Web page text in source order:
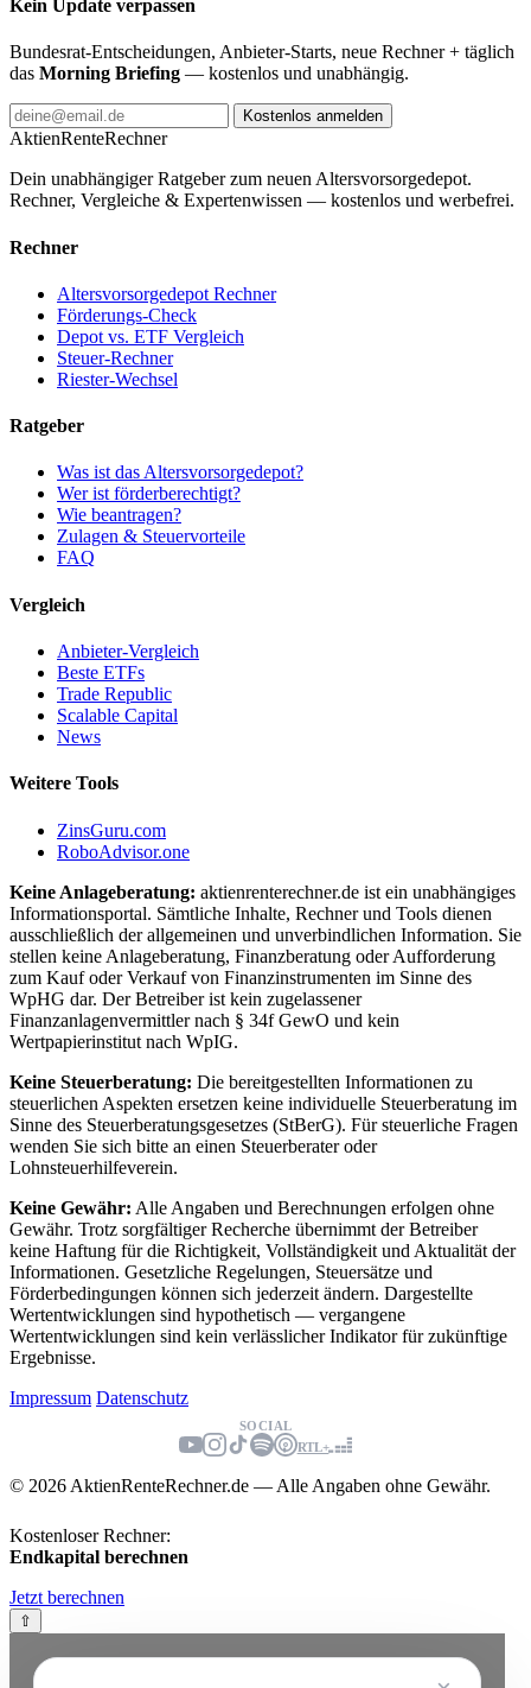
Kein Update verpassen
Bundesrat-Entscheidungen, Anbieter-Starts, neue Rechner + täglich
das Morning Briefing — kostenlos und unabhängig.
Kostenlos anmelden
AktienRenteRechner
Dein unabhängiger Ratgeber zum neuen Altersvorsorgedepot.
Rechner, Vergleiche & Expertenwissen — kostenlos und werbefrei.
Rechner
Altersvorsorgedepot Rechner
Förderungs-Check
Depot vs. ETF Vergleich
Steuer-Rechner
Riester-Wechsel
Ratgeber
Was ist das Altersvorsorgedepot?
Wer ist förderberechtigt?
Wie beantragen?
Zulagen & Steuervorteile
FAQ
Vergleich
Anbieter-Vergleich
Beste ETFs
Trade Republic
Scalable Capital
News
Weitere Tools
ZinsGuru.com
RoboAdvisor.one
Keine Anlageberatung: aktienrenterechner.de ist ein unabhängiges
Informationsportal. Sämtliche Inhalte, Rechner und Tools dienen
ausschließlich der allgemeinen und unverbindlichen Information. Sie
stellen keine Anlageberatung, Finanzberatung oder Aufforderung
zum Kauf oder Verkauf von Finanzinstrumenten im Sinne des
WpHG dar. Der Betreiber ist kein zugelassener
Finanzanlagenvermittler nach § 34f GewO und kein
Wertpapierinstitut nach WpIG.
Keine Steuerberatung: Die bereitgestellten Informationen zu
steuerlichen Aspekten ersetzen keine individuelle Steuerberatung im
Sinne des Steuerberatungsgesetzes (StBerG). Für steuerliche Fragen
wenden Sie sich bitte an einen Steuerberater oder
Lohnsteuerhilfeverein.
Keine Gewähr: Alle Angaben und Berechnungen erfolgen ohne
Gewähr. Trotz sorgfältiger Recherche übernimmt der Betreiber
keine Haftung für die Richtigkeit, Vollständigkeit und Aktualität der
Informationen. Gesetzliche Regelungen, Steuersätze und
Förderbedingungen können sich jederzeit ändern. Dargestellte
Wertentwicklungen sind hypothetisch — vergangene
Wertentwicklungen sind kein verlässlicher Indikator für zukünftige
Ergebnisse.
Impressum Datenschutz
SOCIAL
RTL+
© 2026 AktienRenteRechner.de — Alle Angaben ohne Gewähr.
Kostenloser Rechner:
Endkapital berechnen
Jetzt berechnen
⇧